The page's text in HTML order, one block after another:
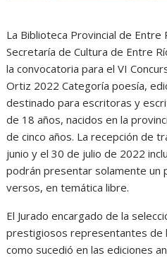
La Biblioteca Provincial de
Secretaría de Cultura de Entre
la convocatoria para el VI
Ortiz 2022 Categoría poesía,
destinado para escritoras y
de 18 años, nacidos en la
de cinco años. La recepción de
junio y el 30 de julio de 2022
podrán presentar solamente un
versos, en temática libre.
El Jurado encargado de la
prestigiosos representantes de
como sucedió en las ediciones